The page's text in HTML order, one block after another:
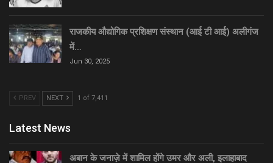
राजकीय औद्योगिक प्रशिक्षण संस्थान (आई टी आई) अलीगंज
में…
Jun 30, 2025
PREV NEXT 1 of 7,411
Latest News
अबान के जनाज़े में शामिल होंगे उमर और अली, इलाहाबाद